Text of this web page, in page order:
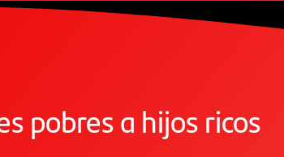
pobres a hijos ricos